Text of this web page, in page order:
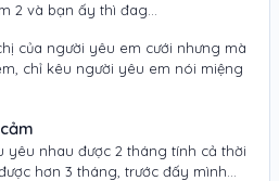
2 và bạn ấy thì đag…
của người yêu em cưới nhưng mà
chỉ kêu người yêu em nói miệng
yêu nhau được 2 tháng tính cả thời
hơn 3 tháng, trước đấy mình